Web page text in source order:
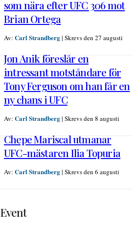
som nära efter UFC 306 mot
Brian Ortega
Av: Carl Strandberg| Skrevs den 27 augusti
Jon Anik föreslår en
intressant motståndare för
Tony Ferguson om han får en
ny chans i UFC
Av: Carl Strandberg| Skrevs den 8 augusti
Chepe Mariscal utmanar
UFC-mästaren Ilia Topuria
Av: Carl Strandberg| Skrevs den 6 augusti